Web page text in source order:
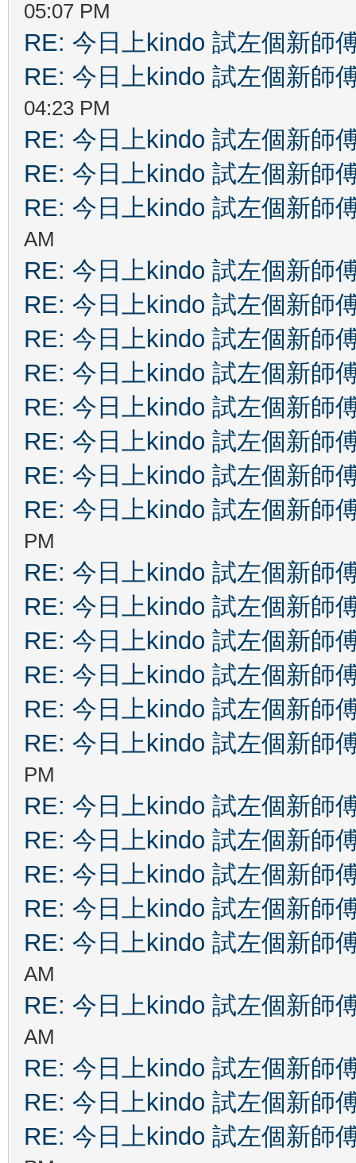
05:07 PM
RE: 今日上kindo 試左個新師
RE: 今日上kindo 試左個新師
04:23 PM
RE: 今日上kindo 試左個新師
RE: 今日上kindo 試左個新師
RE: 今日上kindo 試左個新師
AM
RE: 今日上kindo 試左個新師
RE: 今日上kindo 試左個新師
RE: 今日上kindo 試左個新師
RE: 今日上kindo 試左個新師
RE: 今日上kindo 試左個新師
RE: 今日上kindo 試左個新師
RE: 今日上kindo 試左個新師
RE: 今日上kindo 試左個新師
PM
RE: 今日上kindo 試左個新師
RE: 今日上kindo 試左個新師
RE: 今日上kindo 試左個新師
RE: 今日上kindo 試左個新師
RE: 今日上kindo 試左個新師
RE: 今日上kindo 試左個新師
PM
RE: 今日上kindo 試左個新師
RE: 今日上kindo 試左個新師
RE: 今日上kindo 試左個新師
RE: 今日上kindo 試左個新師
RE: 今日上kindo 試左個新師
AM
RE: 今日上kindo 試左個新師
AM
RE: 今日上kindo 試左個新師
RE: 今日上kindo 試左個新師
RE: 今日上kindo 試左個新師